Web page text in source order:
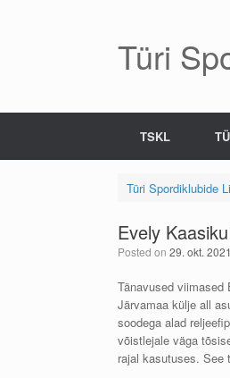
Türi
TSKL
Türi Spordiklubide
Evely
Posted on 29. okt. 2021
Tänavused
Järvamaa külje all
soodega alad
võistlejale väga
rajal kasutuses. See